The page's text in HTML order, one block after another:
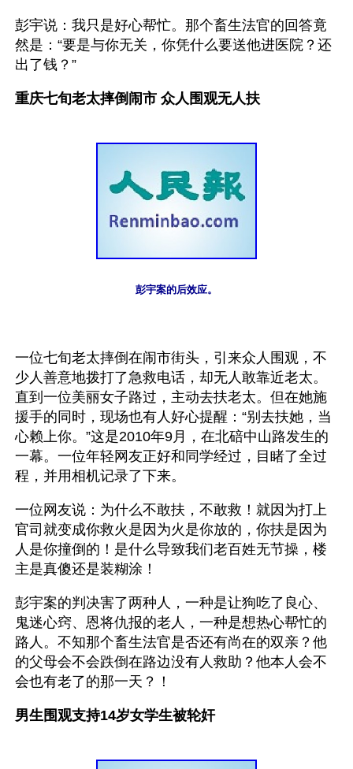
彭宇说：我只是好心帮忙。那个畜生法官的回答竟
然是：“要是与你无关，你凭什么要送他进医院？还
出了钱？”
重庆七旬老太摔倒闹市 众人围观无人扶
彭宇案的后效应。
一位七旬老太摔倒在闹市街头，引来众人围观，不
少人善意地拨打了急救电话，却无人敢靠近老太。
直到一位美丽女子路过，主动去扶老太。但在她施
援手的同时，现场也有人好心提醒：“别去扶她，当
心赖上你。”这是2010年9月，在北碚中山路发生的
一幕。一位年轻网友正好和同学经过，目睹了全过
程，并用相机记录了下来。
一位网友说：为什么不敢扶，不敢救！就因为打上
官司就变成你救火是因为火是你放的，你扶是因为
人是你撞倒的！是什么导致我们老百姓无节操，楼
主是真傻还是装糊涂！
彭宇案的判决害了两种人，一种是让狗吃了良心、
鬼迷心窍、恩将仇报的老人，一种是想热心帮忙的
路人。不知那个畜生法官是否还有尚在的双亲？他
的父母会不会跌倒在路边没有人救助？他本人会不
会也有老了的那一天？！
男生围观支持14岁女学生被轮奸